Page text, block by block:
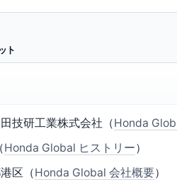
ト
技研工業株式会社（Honda
Honda Global ヒストリー）
区（Honda Global 会社概要）